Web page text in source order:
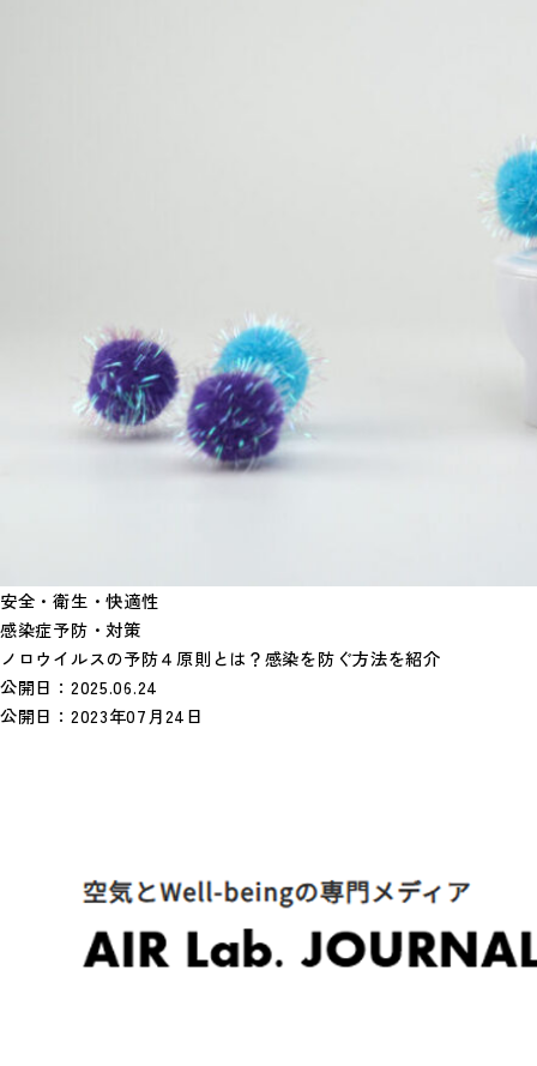
安全・衛生・快適性
感染症予防・対策
ノロウイルスの予防４原則とは？感染を防ぐ方法を紹介
公開日： 2025.06.24
公開日： 2023年07月24日